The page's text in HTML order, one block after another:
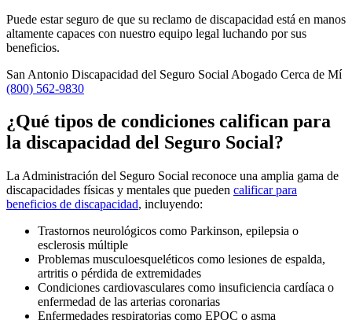
Puede estar seguro de que su reclamo de discapacidad está en manos
altamente capaces con nuestro equipo legal luchando por sus
beneficios.
San Antonio Discapacidad del Seguro Social Abogado Cerca de Mí
(800) 562-9830
¿Qué tipos de condiciones califican para
la discapacidad del Seguro Social?
La Administración del Seguro Social reconoce una amplia gama de
discapacidades físicas y mentales que pueden calificar para
beneficios de discapacidad, incluyendo:
Trastornos neurológicos como Parkinson, epilepsia o
esclerosis múltiple
Problemas musculoesqueléticos como lesiones de espalda,
artritis o pérdida de extremidades
Condiciones cardiovasculares como insuficiencia cardíaca o
enfermedad de las arterias coronarias
Enfermedades respiratorias como EPOC o asma